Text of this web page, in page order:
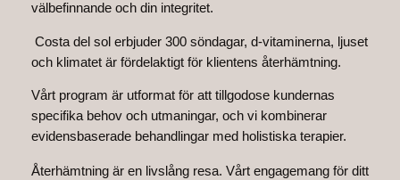
välbefinnande och din integritet.
Costa del sol erbjuder 300 söndagar, d-vitaminerna, ljuset
och klimatet är fördelaktigt för klientens återhämtning.
Vårt program är utformat för att tillgodose kundernas
specifika behov och utmaningar, och vi kombinerar
evidensbaserade behandlingar med holistiska terapier.
Återhämtning är en livslång resa. Vårt engagemang för ditt